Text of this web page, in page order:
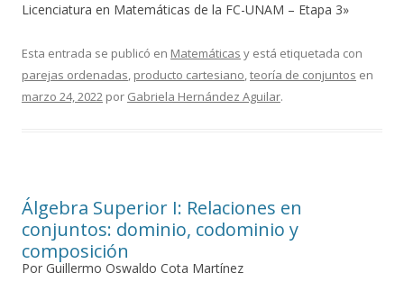
Licenciatura en Matemáticas de la FC-UNAM – Etapa 3»
Esta entrada se publicó en Matemáticas y está etiquetada con
parejas ordenadas, producto cartesiano,teoría de conjuntos en
marzo 24, 2022 por Gabriela Hernández Aguilar.
Álgebra Superior I: Relaciones en
conjuntos: dominio, codominio y
composición
Por Guillermo Oswaldo Cota Martínez